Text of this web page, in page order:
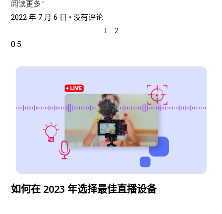
阅读更多 ”
2022 年 7 月 6 日 没有评论
1 2
如何在 2023 年选择最佳直播设备